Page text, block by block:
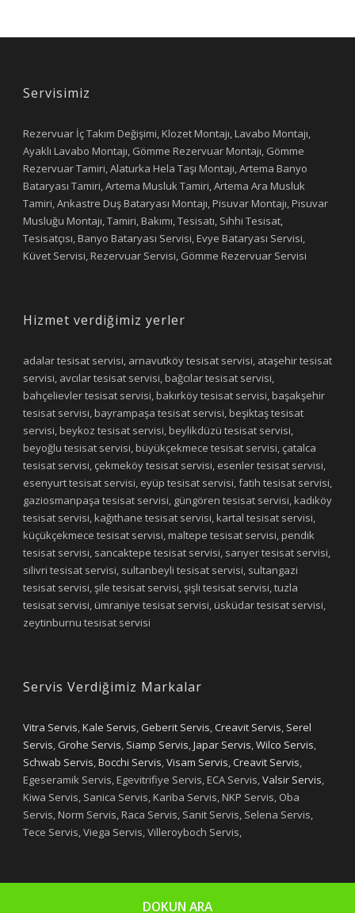
Servisimiz
Rezervuar İç Takım Değişimi, Klozet Montajı, Lavabo Montajı,
Ayaklı Lavabo Montajı, Gömme Rezervuar Montajı, Gömme
Rezervuar Tamiri, Alaturka Hela Taşı Montajı, Artema Banyo
Bataryası Tamiri, Artema Musluk Tamiri, Artema Ara Musluk
Tamiri, Ankastre Duş Bataryası Montajı, Pisuvar Montajı, Pisuvar
Musluğu Montajı, Tamiri, Bakımı, Tesisatı, Sıhhi Tesisat,
Tesisatçısı, Banyo Bataryası Servisi, Evye Bataryası Servisi,
Küvet Servisi, Rezervuar Servisi, Gömme Rezervuar Servisi
Hizmet verdiğimiz yerler
adalar tesisat servisi, arnavutköy tesisat servisi, ataşehir tesisat
servisi, avcılar tesisat servisi, bağcılar tesisat servisi,
bahçelievler tesisat servisi, bakırköy tesisat servisi, başakşehir
tesisat servisi, bayrampaşa tesisat servisi, beşiktaş tesisat
servisi, beykoz tesisat servisi, beylikdüzü tesisat servisi,
beyoğlu tesisat servisi, büyükçekmece tesisat servisi, çatalca
tesisat servisi, çekmeköy tesisat servisi, esenler tesisat servisi,
esenyurt tesisat servisi, eyüp tesisat servisi, fatih tesisat servisi,
gaziosmanpaşa tesisat servisi, güngören tesisat servisi, kadıköy
tesisat servisi, kağıthane tesisat servisi, kartal tesisat servisi,
küçükçekmece tesisat servisi, maltepe tesisat servisi, pendik
tesisat servisi, sancaktepe tesisat servisi, sarıyer tesisat servisi,
silivri tesisat servisi, sultanbeyli tesisat servisi, sultangazi
tesisat servisi, şile tesisat servisi, şişli tesisat servisi, tuzla
tesisat servisi, ümraniye tesisat servisi, üsküdar tesisat servisi,
zeytinburnu tesisat servisi
Servis Verdiğimiz Markalar
Vitra Servis,Kale Servis, Geberit Servis,Creavit Servis, Serel
Servis, Grohe Servis, Siamp Servis,Japar Servis,Wilco Servis,
Schwab Servis,Bocchi Servis,Visam Servis,Creavit Servis,
Egeseramik Servis, Egevitrifiye Servis, ECA Servis,Valsir Servis,
Kiwa Servis, Sanica Servis, Kariba Servis, NKP Servis, Oba
Servis, Norm Servis, Raca Servis, Sanit Servis, Selena Servis,
Tece Servis, Viega Servis, Villeroyboch Servis,
Copyright 2019 - Yıldızlar TesisatDOKUN ARA